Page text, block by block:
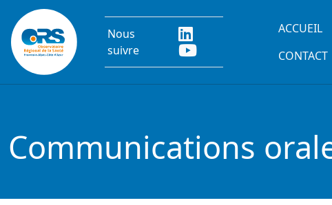
Aller au contenu principal
Nous
suivre
Main
ACCUEIL
CONTACT
Communications